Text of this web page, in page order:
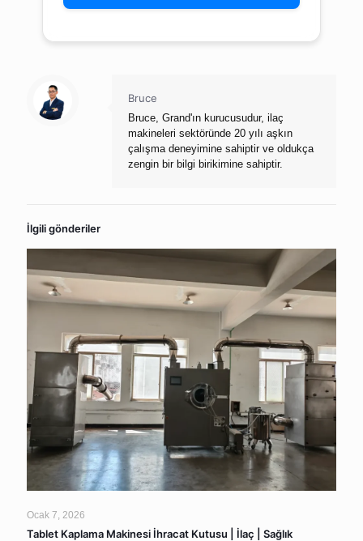
Bruce
Bruce, Grand'ın kurucusudur, ilaç
makineleri sektöründe 20 yılı aşkın
çalışma deneyimine sahiptir ve oldukça
zengin bir bilgi birikimine sahiptir.
İlgili gönderiler
Ocak 7, 2026
Tablet Kaplama Makinesi İhracat Kutusu | İlaç | Sağlık